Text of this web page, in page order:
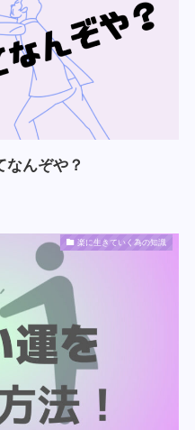
なんぞや？
楽に生きていく為の知識